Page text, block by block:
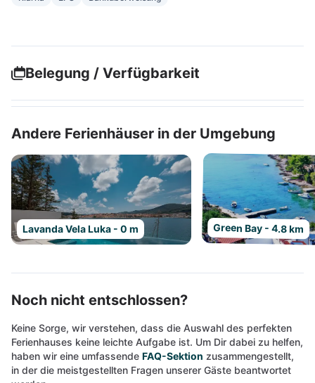
Belegung / Verfügbarkeit
Andere Ferienhäuser in der Umgebung
Lavanda Vela Luka - 0 m Green Bay - 4.8 km
Noch nicht entschlossen?
Keine Sorge, wir verstehen, dass die Auswahl des perfekten
Ferienhauses keine leichte Aufgabe ist. Um Dir dabei zu helfen,
haben wir eine umfassende FAQ-Sektion zusammengestellt,
in der die meistgestellten Fragen unserer Gäste beantwortet